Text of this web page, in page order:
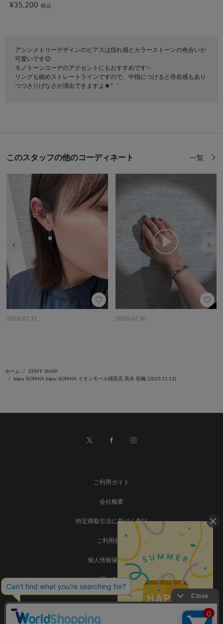
¥35,200 税込
アシンメトリーデザインのピアスは揺れ感とカラーストーンの色合いが
可愛いです😊
モノトーンコーデのアクセントにもおすすめです✨️
リングも細めストレートラインですので、中指につけると存在感もあり
つつさりげなさが演出できますよ🍀*゜
このスタッフの他のコーディネート 一覧
2026.07.31 2026.07.30
前の画像
ホーム
STAFF SNAP
bijou SOPHIA bijou SOPHIA イオンモール橿原店 高本 彩楓 (2025.11.12)
ご利用ガイド
会社概要
特定商取引法に基づく表記
ご利用規約
個人情報保護方針
お問い合わせ
事業再構築